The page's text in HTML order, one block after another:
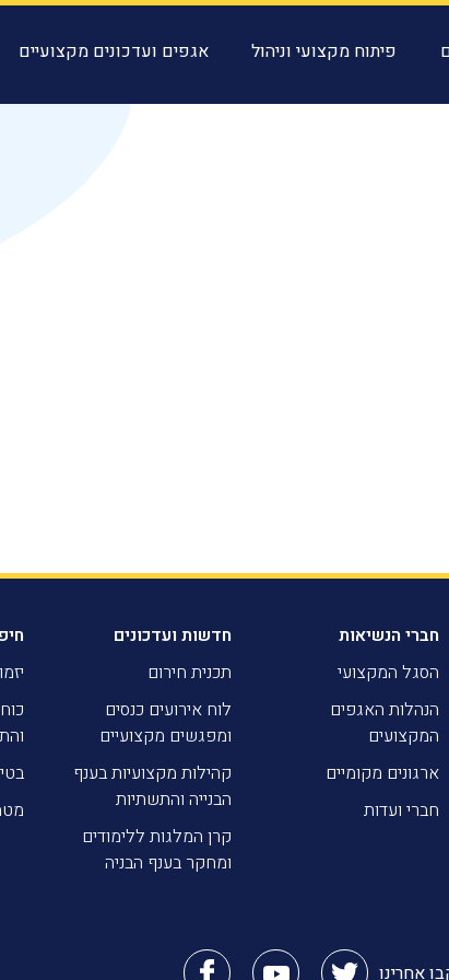
פיתוח מקצועי וניהול אגפים ועדכונים מקצועיים
חברי הנשיאות
הסגל המקצועי
הנהלות האגפים
המקצועים
ארגונים מקומיים
חברי ועדות
חדשות ועדכונים
תכנית חירום
לוח אירועים כנסים
ומפגשים מקצועיים
קהילות מקצועיות בענף
הבנייה והתשתיות
קרן המלגות ללימודים
ומחקר בענף הבניה
אחרינו